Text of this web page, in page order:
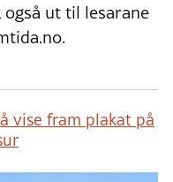
ut til lesarane
vise fram plakat på